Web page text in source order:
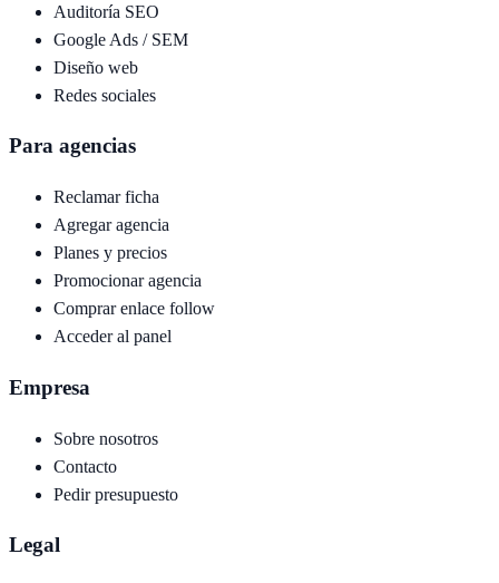
Auditoría SEO
Google Ads / SEM
Diseño web
Redes sociales
Para agencias
Reclamar ficha
Agregar agencia
Planes y precios
Promocionar agencia
Comprar enlace follow
Acceder al panel
Empresa
Sobre nosotros
Contacto
Pedir presupuesto
Legal